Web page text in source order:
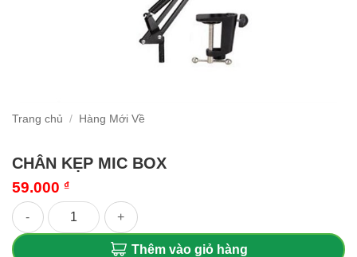
Trang chủ / Hàng Mới Về
CHÂN KẸP MIC BOX
59.000 ₫
CHÂN KẸP MIC BOX số lượng
Thêm vào giỏ hàng